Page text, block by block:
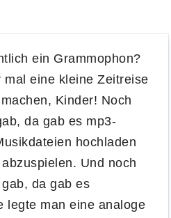
ein Grammophon?
mal eine kleine Zeitreise
Kinder! Noch
da gab es mp3-
hochladen
Und noch
da gab es
legte man eine analoge